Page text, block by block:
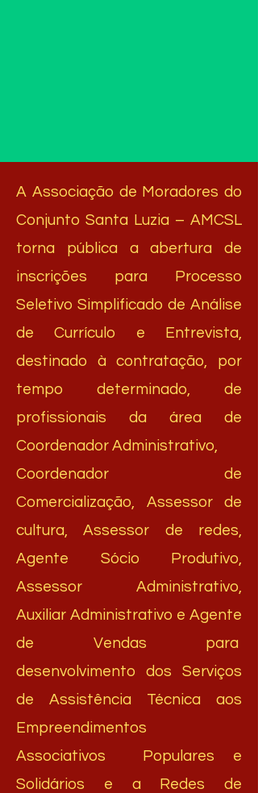
A Associação de Moradores do
Conjunto Santa Luzia – AMCSL
torna pública a abertura de
inscrições para Processo
Seletivo Simplificado de Análise
de Currículo e Entrevista,
destinado à contratação, por
tempo determinado, de
profissionais da área de
Coordenador Administrativo,
Coordenador de
Comercialização, Assessor de
cultura, Assessor de redes,
Agente Sócio Produtivo,
Assessor Administrativo,
Auxiliar Administrativo e Agente
de Vendas para
desenvolvimento dos Serviços
de Assistência Técnica aos
Empreendimentos
Associativos Populares e
Solidários e a Redes de